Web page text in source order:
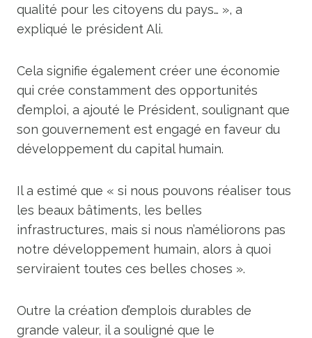
qualité pour les citoyens du pays… », a
expliqué le président Ali.
Cela signifie également créer une économie
qui crée constamment des opportunités
d’emploi, a ajouté le Président, soulignant que
son gouvernement est engagé en faveur du
développement du capital humain.
Il a estimé que « si nous pouvons réaliser tous
les beaux bâtiments, les belles
infrastructures, mais si nous n’améliorons pas
notre développement humain, alors à quoi
serviraient toutes ces belles choses ».
Outre la création d’emplois durables de
grande valeur, il a souligné que le